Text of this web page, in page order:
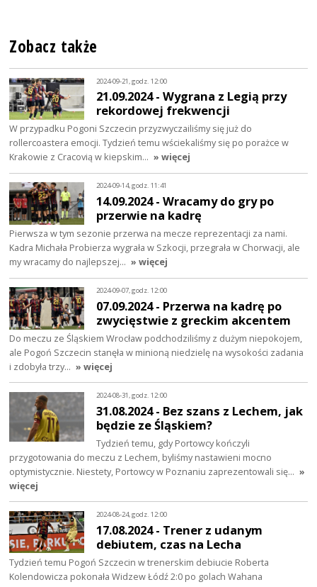
Zobacz także
2024-09-21, godz. 12:00
21.09.2024 - Wygrana z Legią przy
rekordowej frekwencji
W przypadku Pogoni Szczecin przyzwyczailiśmy się już do
rollercoastera emocji. Tydzień temu wściekaliśmy się po porażce w
Krakowie z Cracovią w kiepskim… » więcej
2024-09-14, godz. 11:41
14.09.2024 - Wracamy do gry po
przerwie na kadrę
Pierwsza w tym sezonie przerwa na mecze reprezentacji za nami.
Kadra Michała Probierza wygrała w Szkocji, przegrała w Chorwacji, ale
my wracamy do najlepszej… » więcej
2024-09-07, godz. 12:00
07.09.2024 - Przerwa na kadrę po
zwycięstwie z greckim akcentem
Do meczu ze Śląskiem Wrocław podchodziliśmy z dużym niepokojem,
ale Pogoń Szczecin stanęła w minioną niedzielę na wysokości zadania
i zdobyła trzy… » więcej
2024-08-31, godz. 12:00
31.08.2024 - Bez szans z Lechem, jak
będzie ze Śląskiem?
Tydzień temu, gdy Portowcy kończyli
przygotowania do meczu z Lechem, byliśmy nastawieni mocno
optymistycznie. Niestety, Portowcy w Poznaniu zaprezentowali się… »
więcej
2024-08-24, godz. 12:00
17.08.2024 - Trener z udanym
debiutem, czas na Lecha
Tydzień temu Pogoń Szczecin w trenerskim debiucie Roberta
Kolendowicza pokonała Widzew Łódź 2:0 po golach Wahana